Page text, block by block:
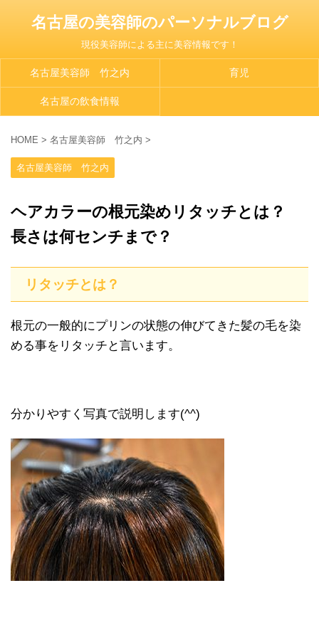
名古屋の美容師のパーソナルブログ
現役美容師による主に美容情報です！
名古屋美容師 竹之内 育児
名古屋の飲食情報
HOME > 名古屋美容師 竹之内 >
名古屋美容師 竹之内
ヘアカラーの根元染めリタッチとは？
長さは何センチまで？
リタッチとは？
根元の一般的にプリンの状態の伸びてきた髪の毛を染
める事をリタッチと言います。
分かりやすく写真で説明します(^^)